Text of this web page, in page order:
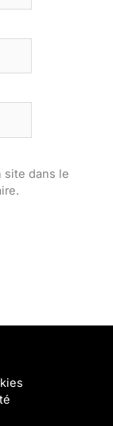
site dans le